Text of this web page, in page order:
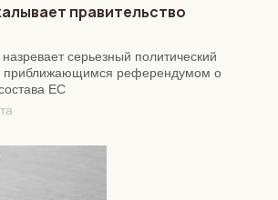
правительство
серьезный политический
приближающимся референдумом о
ЕС